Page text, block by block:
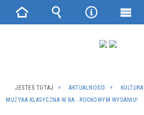
JESTEŚ TUTAJ AKTUALNOŚCI
KULTURA
MUZYKA KLASYCZNA W BA...ROCKOWYM WYDANIU!
Strona Wyszukiwarka
NarzędziaMenu